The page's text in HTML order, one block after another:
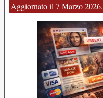
Aggiornato il 7 Marzo 2026.